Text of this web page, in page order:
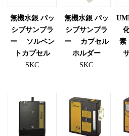
無機水銀 パッ
シブサンプラ
ー ソルベン
トカプセル
SKC
無機水銀 パッ
シブサンプラ
ー カプセル
ホルダー
SKC
素